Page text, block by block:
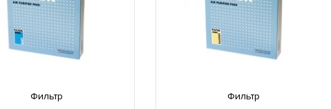
Фильтр Фильтр